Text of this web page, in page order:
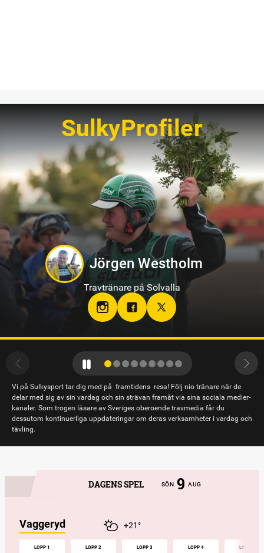
SulkyProfiler
Jennifer Persson
Travtränare på Solvalla
teamjpab
Vi på Sulkysport tar dig med på framtidens resa! Följ nio tränare när de
delar med sig av sin vardag och sin strävan framåt via sina sociala medier-
kanaler. Som trogen läsare av Sveriges oberoende travmedia får du
dessutom kontinuerliga uppdateringar om deras verksamheter i vardag och
tävling.
DAGENS SPEL SÖN 9 AUG
Vaggeryd +21°
LOPP 1 LOPP 2 LOPP 3 LOPP 4 LOPP 5